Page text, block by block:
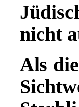
Jü
nicht
Als